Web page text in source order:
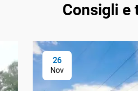
Consigli e
26
Nov